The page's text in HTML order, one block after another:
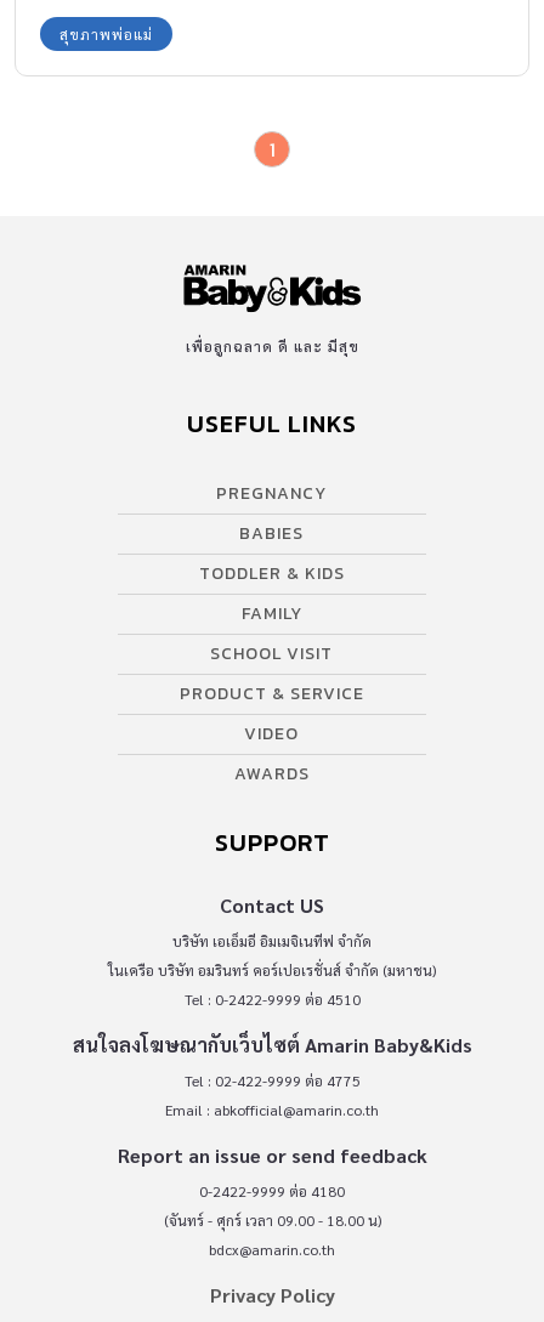
สุขภาพพ่อแม่
1
เพื่อลูกฉลาด ดี และ มีสุข
USEFUL LINKS
PREGNANCY
BABIES
TODDLER & KIDS
FAMILY
SCHOOL VISIT
PRODUCT & SERVICE
VIDEO
AWARDS
SUPPORT
Contact US
บริษัท เอเอ็มอี อิมเมจิเนทีฟ จำกัด
ในเครือ บริษัท อมรินทร์ คอร์เปอเรชั่นส์ จำกัด (มหาชน)
Tel : 0-2422-9999 ต่อ 4510
สนใจลงโฆษณากับเว็บไซต์ Amarin Baby&Kids
Tel : 02-422-9999 ต่อ 4775
Email : abkofficial@amarin.co.th
Report an issue or send feedback
0-2422-9999 ต่อ 4180
(จันทร์ - ศุกร์ เวลา 09.00 - 18.00 น)
bdcx@amarin.co.th
Privacy Policy